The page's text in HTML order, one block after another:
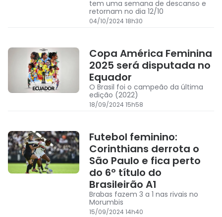
tem uma semana de descanso e
retornam no dia 12/10
04/10/2024 18h30
Copa América Feminina
2025 será disputada no
Equador
O Brasil foi o campeão da última
edição (2022)
18/09/2024 15h58
Futebol feminino:
Corinthians derrota o
São Paulo e fica perto
do 6º título do
Brasileirão A1
Brabas fazem 3 a 1 nas rivais no
Morumbis
15/09/2024 14h40